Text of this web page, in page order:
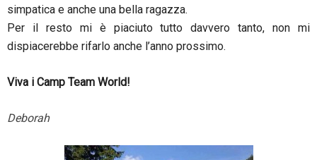
simpatica e anche una bella ragazza.
Per il resto mi è piaciuto tutto davvero tanto, non mi
dispiacerebbe rifarlo anche l’anno prossimo.
Viva i Camp Team World!
Deborah